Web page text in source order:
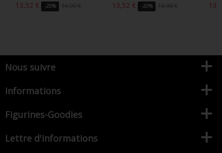
13,52 € -20% 16,90 € 13,52 € -20% 16,90 €
Nous suivre
Informations
Figurines-Goodies
Lettre d'informations